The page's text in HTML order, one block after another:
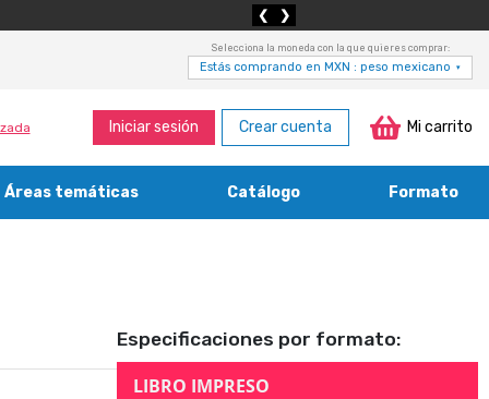
❮ ❯
Selecciona la moneda con la que quieres comprar:
Estás comprando en MXN : peso mexicano ▾
Iniciar sesión Crear cuenta Mi carrito
Áreas temáticas Catálogo Formato
Especificaciones por formato:
LIBRO IMPRESO